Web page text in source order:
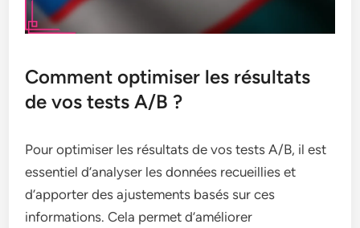
Comment optimiser les résultats
de vos tests A/B ?
Pour optimiser les résultats de vos tests A/B, il est
essentiel d’analyser les données recueillies et
d’apporter des ajustements basés sur ces
informations. Cela permet d’améliorer